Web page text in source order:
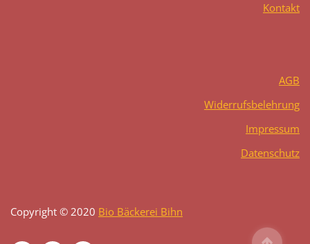
Kontakt
AGB
Widerrufsbelehrung
Impressum
Datenschutz
Copyright © 2020 Bio Bäckerei Bihn